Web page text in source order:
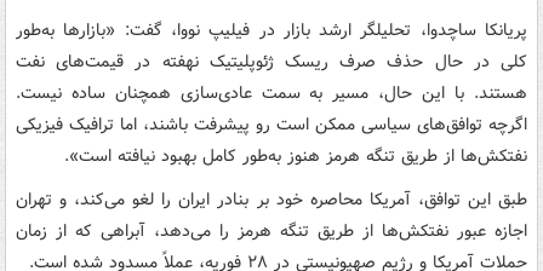
پریانکا ساچدوا، تحلیلگر ارشد بازار در فیلیپ نووا، گفت: «بازارها به‌طور
کلی در حال حذف صرف ریسک ژئوپلیتیک نهفته در قیمت‌های نفت
هستند. با این حال، مسیر به سمت عادی‌سازی همچنان ساده نیست.
اگرچه توافق‌های سیاسی ممکن است رو پیشرفت باشند، اما ترافیک فیزیکی
نفتکش‌ها از طریق تنگه هرمز هنوز به‌طور کامل بهبود نیافته است».
طبق این توافق، آمریکا محاصره خود بر بنادر ایران را لغو می‌کند، و تهران
اجازه عبور نفتکش‌ها از طریق تنگه هرمز را می‌دهد، آبراهی که از زمان
حملات آمریکا و رژیم صهیونیستی در ۲۸ فوریه، عملاً مسدود شده است.